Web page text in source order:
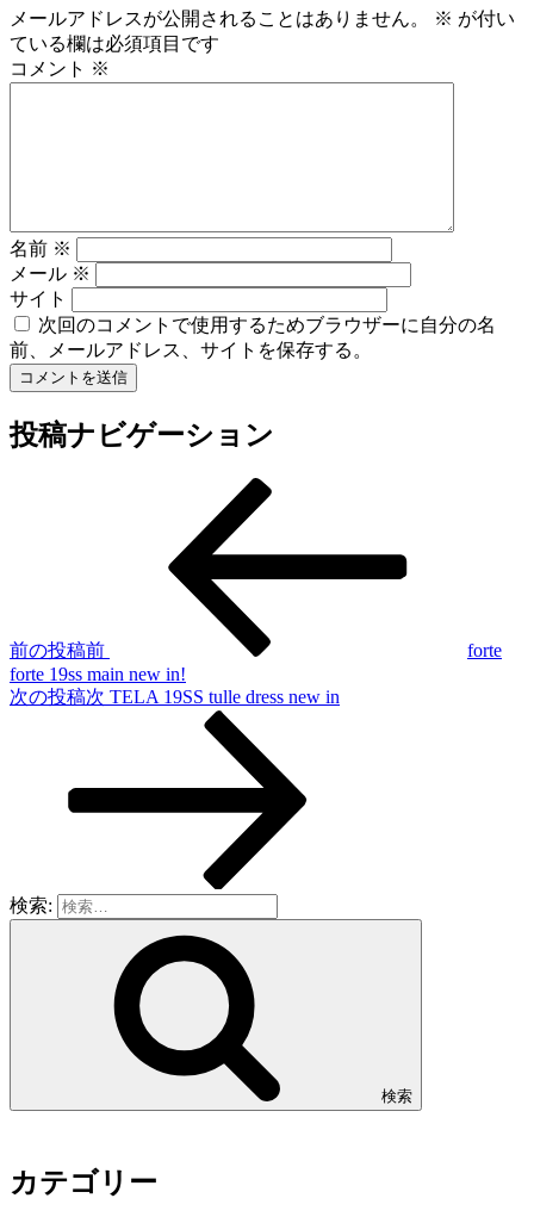
メールアドレスが公開されることはありません。 ※ が付い
ている欄は必須項目です
コメント ※
名前 ※
メール ※
サイト
次回のコメントで使用するためブラウザーに自分の名
前、メールアドレス、サイトを保存する。
投稿ナビゲーション
前の投稿前
forte
forte 19ss main new in!
次の投稿次 TELA 19SS tulle dress new in
検索:
検索
カテゴリー